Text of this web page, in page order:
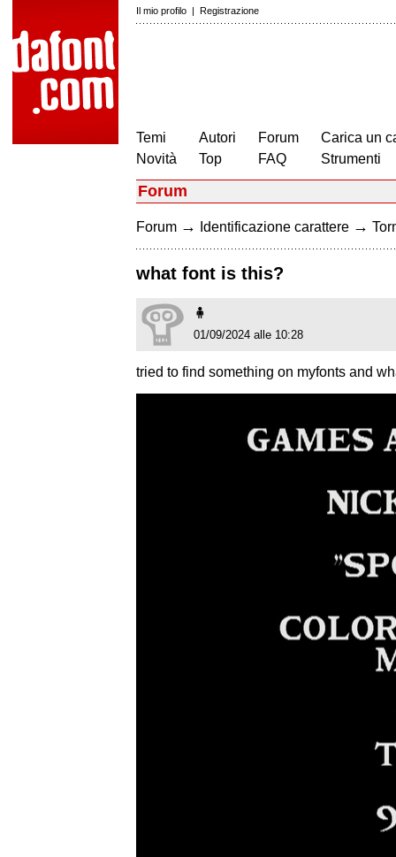
Il mio profilo | Registrazione
Temi
Novità
Autori
Top
Forum
FAQ
Carica un
Strumenti
Forum
Forum → Identificazione carattere →
what font is this?
🧍
01/09/2024 alle 10:28
tried to find something on myfonts and